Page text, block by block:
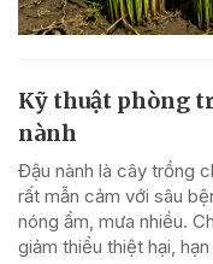
Kỹ thuật phòng
nành
Đậu nành là cây trồng
rất mẫn cảm với sâu
nóng ẩm, mưa nhiều.
giảm thiểu thiệt hại,